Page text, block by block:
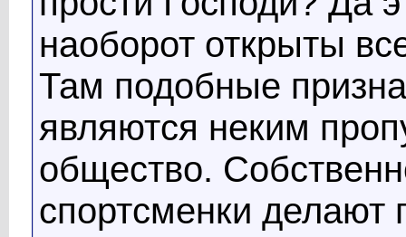
наоборот открыты
Там подобные
являются неким
общество.
спортсменки делают